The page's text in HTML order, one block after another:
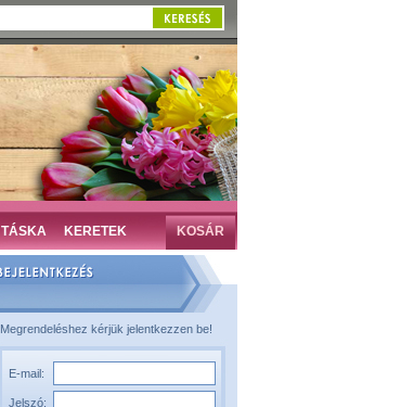
TÁSKA KERETEK KOSÁR
Megrendeléshez kérjük jelentkezzen be!
E-mail:
Jelszó: